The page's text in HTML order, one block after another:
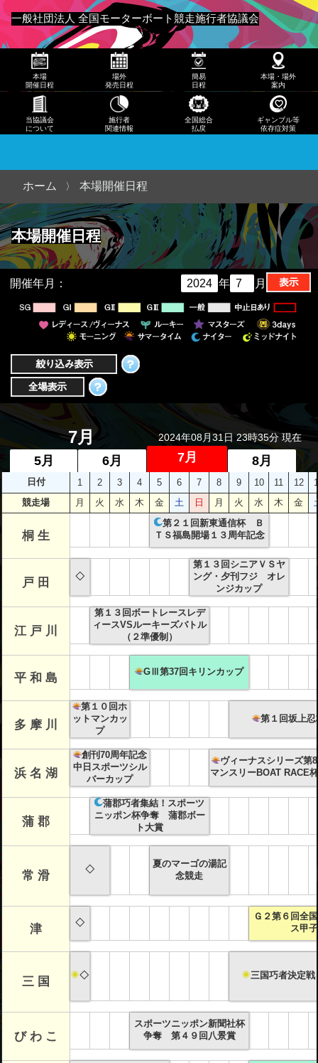
一般社団法人 全国モーターボート競走施行者協議会
メニュー
発売
日程
日程
本
場・
当協
議会
につ
いて
施行
者関
総合
払戻
ギャ
ンブ
依存
本場
開催日程
場外
発売日程
簡易
日程
本場・場外
案内
当協議会
について
施行者
関連情報
全国総合
払戻
ギャンブル等
依存症対策
ホーム 本場開催日程
本場開催日程
開催年月： 年 月
7月
5月 6月 7月 8月
2024年08月31日 23時35分 現在
日付 1 2 3 4 5 6 7 8 9 10 11 12
競走場
月 火 水 木 金 土 日 月 火 水 木 金
桐 生
第２１回新東通信杯 Ｂ
ＴＳ福島開場１３周年記念
戸 田 ◇
第１３回シニアＶＳヤ
ング・夕刊フジ オレ
ンジカップ
江 戸 川
第１３回ボートレースレデ
ィースVSルーキーズバトル
（２準優制）
平 和 島 GⅢ第37回キリンカップ
多 摩 川
第１０回ホ
ットマンカッ
プ
第１回坂上忍
浜 名 湖
創刊70周年記念
中日スポーツシル
バーカップ
ヴィーナスシリーズ第
マンスリーBOAT RACE杯
蒲 郡
蒲郡巧者集結！スポーツ
ニッポン杯争奪 蒲郡ボー
ト大賞
常 滑 ◇
夏のマーゴの湯記
念競走
津 ◇
Ｇ２第６回全
ス甲
三 国 ◇ 三国巧者決定戦
び わ こ
スポーツニッポン新聞社杯
争奪 第４９回八景賞